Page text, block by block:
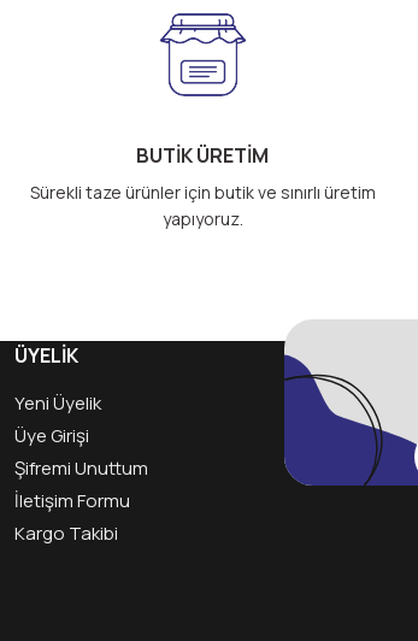
Ürün resmi kalitesiz, bozuk veya görüntülenemiyor.
Ürün açıklamasında eksik bilgiler bulunuyor.
Ürün bilgilerinde hatalar bulunuyor.
BUTİK ÜRETİM
Sürekli taze ürünler için butik ve sınırlı üretim
yapıyoruz.
ÜYELİK
Yeni Üyelik
Üye Girişi
Şifremi Unuttum
İletişim Formu
Kargo Takibi